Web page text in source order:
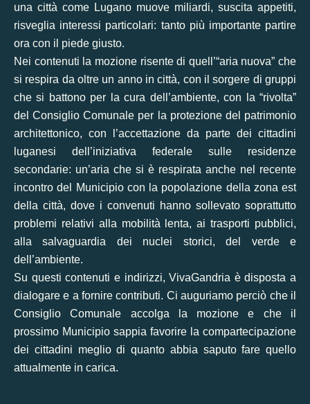
una città come Lugano muove miliardi, suscita appetiti,
risveglia interessi particolari: tanto più importante partire
ora con il piede giusto.
Nei contenuti la mozione risente di quell’“aria nuova” che
si respira da oltre un anno in città, con il sorgere di gruppi
che si battono per la cura dell’ambiente, con la “rivolta”
del Consiglio Comunale per la protezione del patrimonio
architettonico, con l’accettazione da parte dei cittadini
luganesi dell’iniziativa federale sulle residenze
secondarie: un’aria che si è respirata anche nel recente
incontro del Municipio con la popolazione della zona est
della città, dove i convenuti hanno sollevato soprattutto
problemi relativi alla mobilità lenta, ai trasporti pubblici,
alla salvaguardia dei nuclei storici, del verde e
dell’ambiente.
Su questi contenuti e indirizzi, VivaGandria è disposta a
dialogare e a fornire contributi. Ci auguriamo perciò che il
Consiglio Comunale accolga la mozione e che il
prossimo Municipio sappia favorire la compartecipazione
dei cittadini meglio di quanto abbia saputo fare quello
attualmente in carica.